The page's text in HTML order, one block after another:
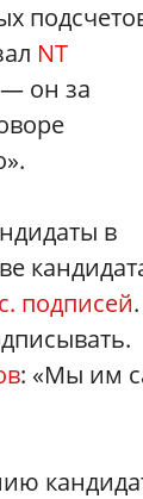
NT
он за
в
подписей.
: «Мы им